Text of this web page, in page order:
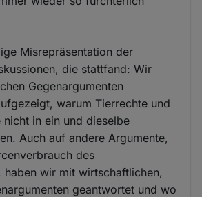
Misrepräsentation der
die stattfand: Wir
Gegenargumenten
warum Tierrechte und
nicht in ein und dieselbe
Auch auf andere Argumente,
des
haben wir mit wirtschaftlichen,
geantwortet und wo